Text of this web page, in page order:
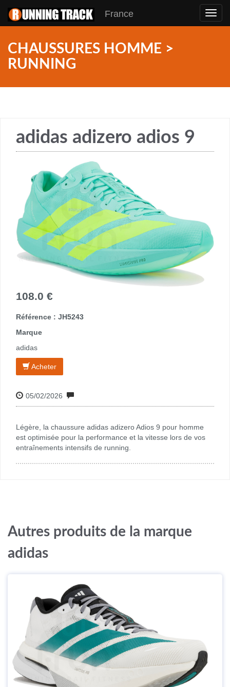
France
CHAUSSURES HOMME >
RUNNING
adidas adizero adios 9
108.0 €
Référence : JH5243
Marque
adidas
Acheter
05/02/2026
Légère, la chaussure adidas adizero Adios 9 pour homme
est optimisée pour la performance et la vitesse lors de vos
entraînements intensifs de running.
Autres produits de la marque
adidas